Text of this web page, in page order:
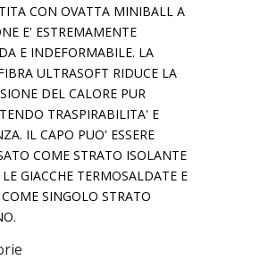
CON OVATTA MINIBALL A
E' ESTREMAMENTE
E INDEFORMABILE. LA
ULTRASOFT RIDUCE LA
DEL CALORE PUR
TRASPIRABILITA' E
IL CAPO PUO' ESSERE
COME STRATO ISOLANTE
GIACCHE TERMOSALDATE E
SINGOLO STRATO